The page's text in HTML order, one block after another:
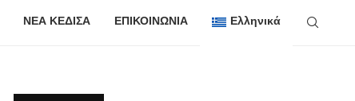
ΝΕΑ ΚΕΔΙΣΑ ΕΠΙΚΟΙΝΩΝΙΑ Ελληνικά